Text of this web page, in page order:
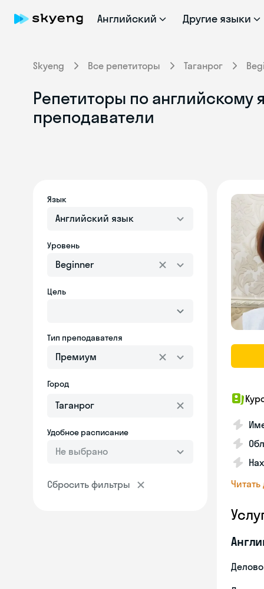
Английский Другие языки
Skyeng Все репетиторы Таганрог
Репетиторы по английскому
преподаватели
Язык
Английский язык
Уровень
Beginner
Цель
Тип преподавателя
Премиум
Город
Удобное расписание
Не выбрано
Сбросить фильтры